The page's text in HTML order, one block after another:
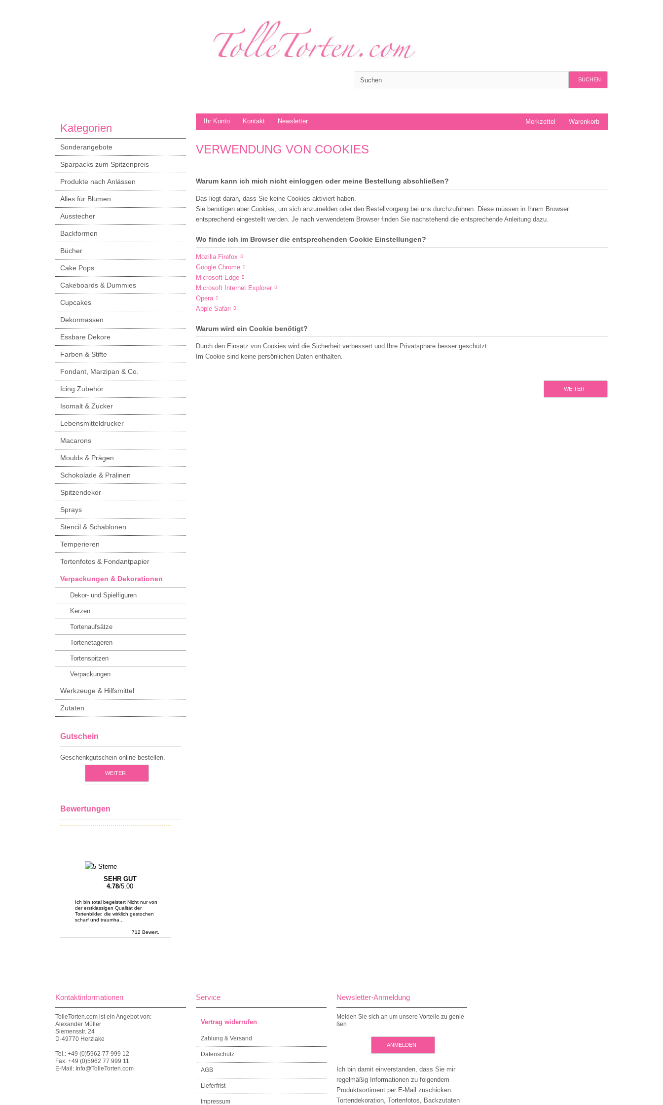
SUCHEN
Ihr Konto Kontakt Newsletter Warenkorb
Merkzettel
VERWENDUNG VON COOKIES
Warum kann ich mich nicht einloggen oder meine Bestellung abschließen?
Das liegt daran, dass Sie keine Cookies aktiviert haben.
Sie benötigen aber Cookies, um sich anzumelden oder den Bestellvorgang bei uns durchzuführen. Diese müssen in Ihrem Browser
entsprechend eingestellt werden. Je nach verwendetem Browser finden Sie nachstehend die entsprechende Anleitung dazu.
Wo finde ich im Browser die entsprechenden Cookie Einstellungen?
Mozilla Firefox
Google Chrome
Microsoft Edge
Microsoft Internet Explorer
Opera
Apple Safari
Warum wird ein Cookie benötigt?
Durch den Einsatz von Cookies wird die Sicherheit verbessert und Ihre Privatsphäre besser geschützt.
Im Cookie sind keine persönlichen Daten enthalten.
WEITER
Kategorien
Sonderangebote
Sparpacks zum Spitzenpreis
Produkte nach Anlässen
Alles für Blumen
Ausstecher
Backformen
Bücher
Cake Pops
Cakeboards & Dummies
Cupcakes
Dekormassen
Essbare Dekore
Farben & Stifte
Fondant, Marzipan & Co.
Icing Zubehör
Isomalt & Zucker
Lebensmitteldrucker
Macarons
Moulds & Prägen
Schokolade & Pralinen
Spitzendekor
Sprays
Stencil & Schablonen
Temperieren
Tortenfotos & Fondantpapier
Verpackungen & Dekorationen
Dekor- und Spielfiguren
Kerzen
Tortenaufsätze
Tortenetageren
Tortenspitzen
Verpackungen
Werkzeuge & Hilfsmittel
Zutaten
Gutschein
Geschenkgutschein online bestellen.
WEITER
Bewertungen
SEHR GUT
4.78/5.00
Ich bin total begeistert Nicht nur von
der erstklassigen Qualität der
Tortenbilder, die wirklich gestochen
scharf und traumha...
712 Bewert.
Kontaktinformationen
TolleTorten.com ist ein Angebot von:
Alexander Müller
Siemensstr. 24
D-49770 Herzlake
Tel.: +49 (0)5962 77 999 12
Fax: +49 (0)5962 77 999 11
E-Mail: Info@TolleTorten.com
Service
Vertrag widerrufen
Zahlung & Versand
Datenschutz
AGB
Lieferfrist
Impressum
Newsletter-Anmeldung
Melden Sie sich an um unsere Vorteile zu genie
ßen
ANMELDEN
Ich bin damit einverstanden, dass Sie mir
regelmäßig Informationen zu folgendem
Produktsortiment per E-Mail zuschicken:
Tortendekoration, Tortenfotos, Backzutaten